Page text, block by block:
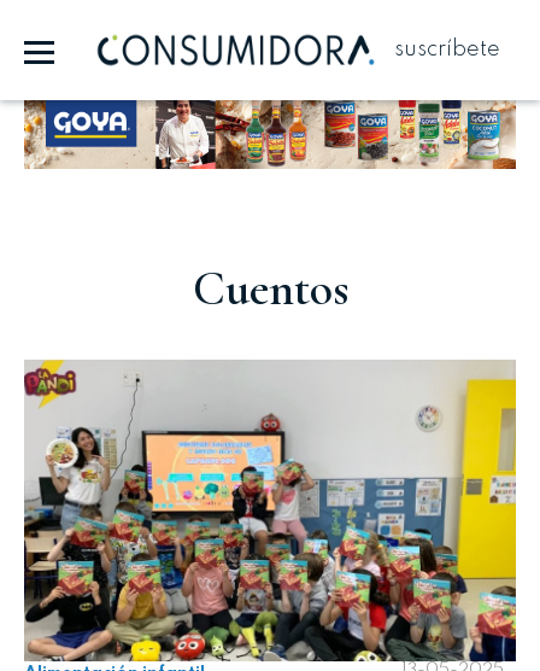
suscríbete
Cuentos